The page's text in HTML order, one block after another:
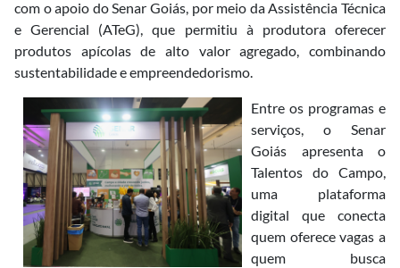
com o apoio do Senar Goiás, por meio da Assistência Técnica
e Gerencial (ATeG), que permitiu à produtora oferecer
produtos apícolas de alto valor agregado, combinando
sustentabilidade e empreendedorismo.
Entre os programas e
serviços, o Senar
Goiás apresenta o
Talentos do Campo,
uma plataforma
digital que conecta
quem oferece vagas a
quem busca